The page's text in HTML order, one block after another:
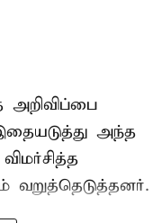
அறிவிப்பை
அந்த
வறுத்தெடுத்தனர்.